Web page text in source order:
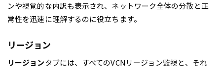
ンや視覚的な内訳も表示され、ネットワーク全体の分散と正
常性を迅速に理解するのに役立ちます。
リージョン
リージョンタブには、すべてのVCNリージョン監視と、それ